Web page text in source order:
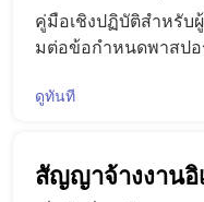
ต้องเตรียมพร้อ
คู่มือเชิงปฏิบัติสำหรับ
มต่อข้อกำหนดพาสป
PP
ดูทันที
สัญญาจ้างงานอิ